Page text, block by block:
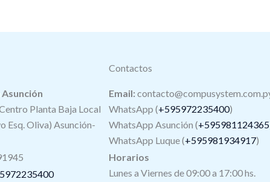
Contactos
Planta Baja Local
Esq. Oliva) Asunción-
Email:
WhatsApp (+595972235400)
WhatsApp Asunción (+595981124365
WhatsApp Luque (+595981934917)
Horarios
Lunes a Viernes de 09:00 a 17:00 hs.